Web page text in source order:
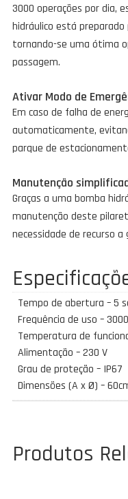
3000 operações por dia,
hidráulico está preparado
tornando-se uma ótima
passagem.
Ativar Modo de
Em caso de falha de
automaticamente,
parque de
Manutenção
Graças a uma bomba
manutenção deste
necessidade de recurso a
Tempo de abertura – 5
Frequência de uso –
Temperatura de
Alimentação – 230 V
Grau de proteção – IP67
Dimensões (A x Ø) –
Produtos